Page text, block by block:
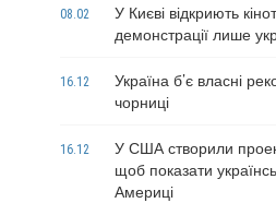
08.02
У Києві відкриють
демонстрації лише
16.12
Україна б’є власні
чорниці
16.12
У США створили
щоб показати
Америці